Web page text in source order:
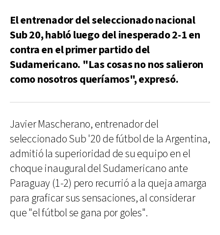
El entrenador del seleccionado nacional
Sub 20, habló luego del inesperado 2-1 en
contra en el primer partido del
Sudamericano. "Las cosas no nos salieron
como nosotros queríamos", expresó.
Javier Mascherano, entrenador del
seleccionado Sub '20 de fútbol de la Argentina,
admitió la superioridad de su equipo en el
choque inaugural del Sudamericano ante
Paraguay (1-2) pero recurrió a la queja amarga
para graficar sus sensaciones, al considerar
que "el fútbol se gana por goles".